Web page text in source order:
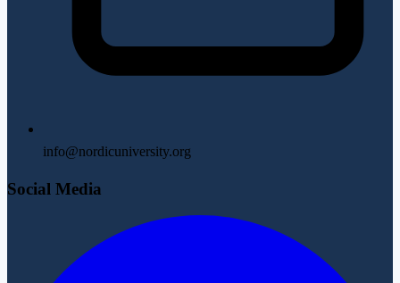
info@nordicuniversity.org
Social Media